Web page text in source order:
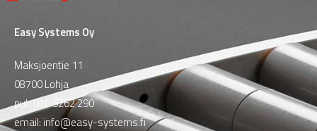
Easy Systems Oy
Maksjoentie 11
08700 Lohja
puh010 5262 290
email: info@easy-systems.fi